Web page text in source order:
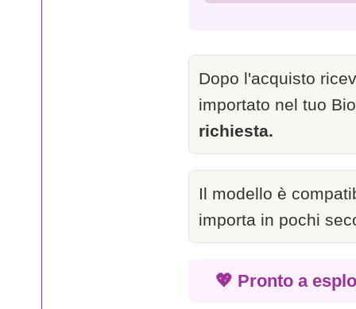
Dopo l'acquisto
importato nel tuo
richiesta.
Il modello è
importa in pochi
💖 Pronto a